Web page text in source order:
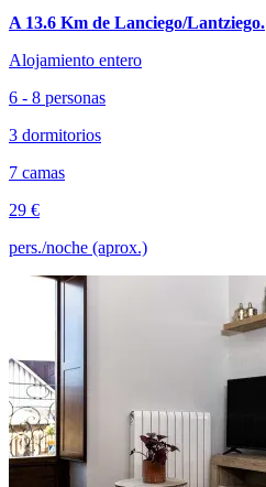
A 13.6 Km de Lanciego/Lantziego.
Alojamiento entero
6 - 8 personas
3 dormitorios
7 camas
29 €
pers./noche (aprox.)